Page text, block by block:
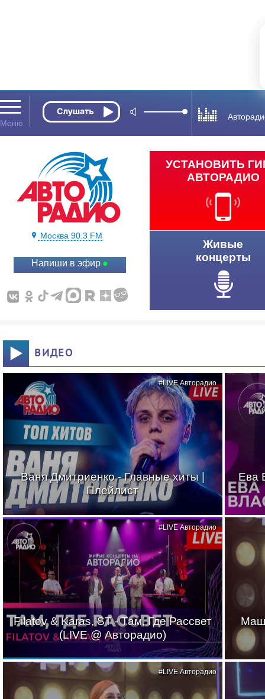
Москва 90.3 FM
Напиши в эфир
УСТАНОВИТЬ
АВТОРАДИО
Живые
концерты
ВИДЕО
Ваня Дмитриенко - Главные хиты |
Плейлист
#LIVE Авторадио
Ева
Filatov & Karas, ST - Там, Где Рассвет
(LIVE @ Авторадио)
#LIVE Авторадио
#LIVE Авторадио